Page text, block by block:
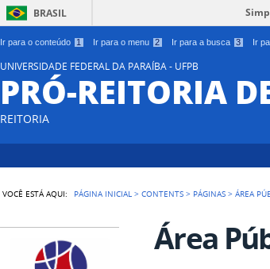
Ir para o conteúdo 1 Ir para o menu 2 Ir para a busca 3 Ir
BRASIL
UNIVERSIDADE FEDERAL DA PARAÍBA - UFPB
PRÓ-REITORIA
REITORIA
VOCÊ ESTÁ AQUI: PÁGINA INICIAL >CONTENTS > PÁGINAS >ÁREA
Área